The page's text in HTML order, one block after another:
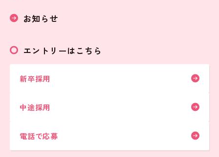
お知らせ
エントリーはこちら
新卒採用
中途採用
電話で応募